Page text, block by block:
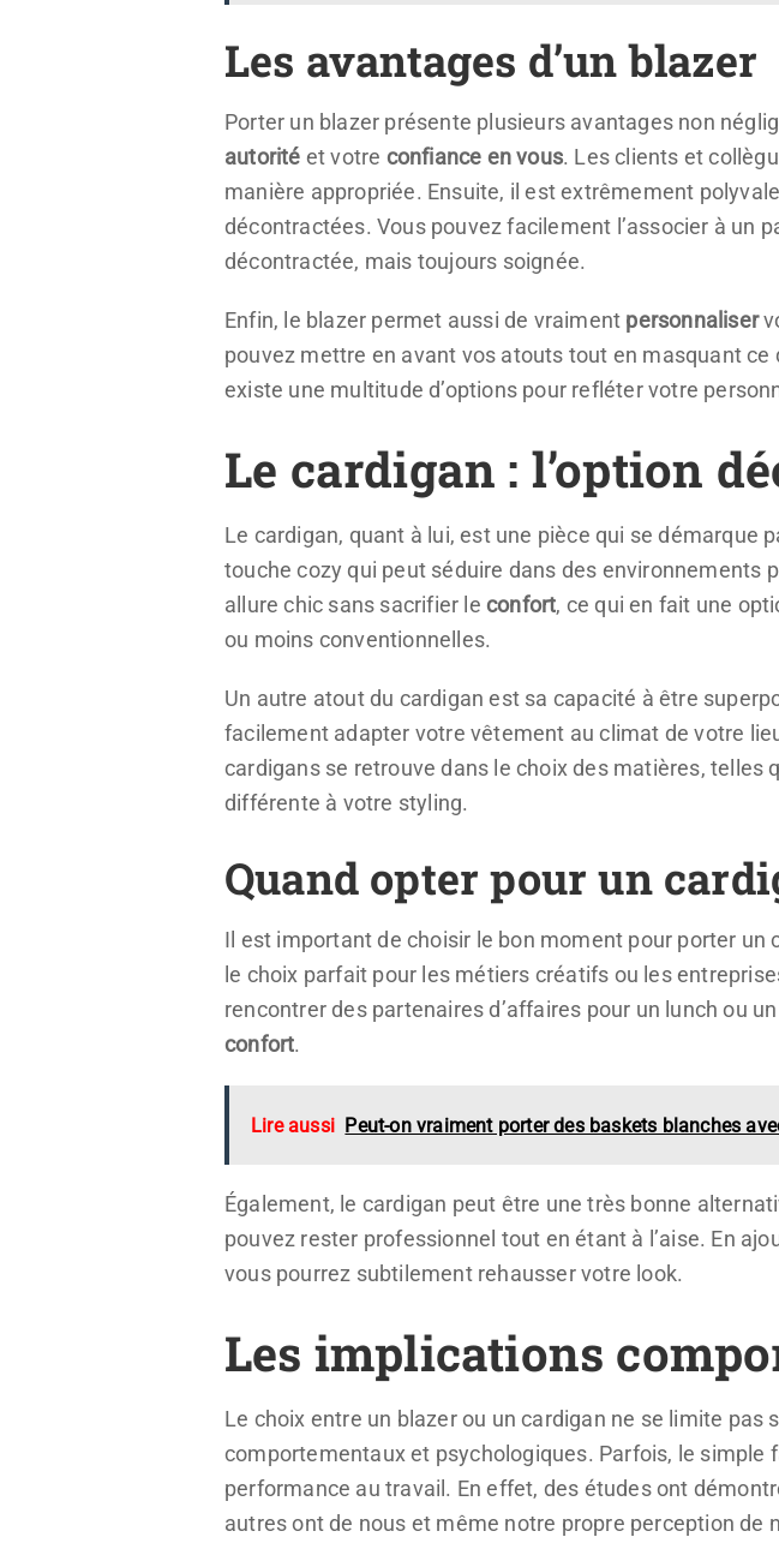
Les avantages d’un blazer
Porter un blazer présente plusieurs avantages non
autorité et votre confiance en vous. Les clients et
manière appropriée. Ensuite, il est extrêmement
décontractées. Vous pouvez facilement l’associer à un
décontractée, mais toujours soignée.
Enfin, le blazer permet aussi de vraiment personnaliser
pouvez mettre en avant vos atouts tout en masquant
existe une multitude d’options pour refléter votre
Le cardigan : l’option
Le cardigan, quant à lui, est une pièce qui se démarque
touche cozy qui peut séduire dans des environnements
allure chic sans sacrifier le confort, ce qui en fait une
ou moins conventionnelles.
Un autre atout du cardigan est sa capacité à être
facilement adapter votre vêtement au climat de votre
cardigans se retrouve dans le choix des matières, telles
différente à votre styling.
Quand opter pour un
Il est important de choisir le bon moment pour porter
le choix parfait pour les métiers créatifs ou les
rencontrer des partenaires d’affaires pour un lunch ou
confort.
Lire aussi Peut-on vraiment porter des baskets blanches
Également, le cardigan peut être une très bonne
pouvez rester professionnel tout en étant à l’aise. En
vous pourrez subtilement rehausser votre look.
Les implications
Le choix entre un blazer ou un cardigan ne se limite
comportementaux et psychologiques. Parfois, le
performance au travail. En effet, des études ont
autres ont de nous et même notre propre perception de